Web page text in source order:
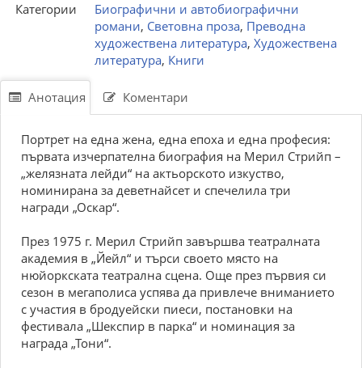
Категории
Биографични и автобиографични
романи, Световна проза, Преводна
художествена литература, Художествена
литература, Книги
Анотация Коментари
Портрет на една жена, една епоха и една професия:
първата изчерпателна биография на Мерил Стрийп –
„желязната лейди“ на актьорското изкуство,
номинирана за деветнайсет и спечелила три
награди „Оскар“.
През 1975 г. Мерил Стрийп завършва театралната
академия в „Йейл“ и търси своето място на
нюйоркската театрална сцена. Още през първия си
сезон в мегаполиса успява да привлече вниманието
с участия в бродуейски пиеси, постановки на
фестивала „Шекспир в парка“ и номинация за
награда „Тони“.